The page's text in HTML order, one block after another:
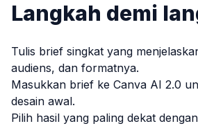
Langkah demi
Tulis brief singkat yang
audiens, dan formatnya.
Masukkan brief ke Canva AI 2.0
desain awal.
Pilih hasil yang paling dekat